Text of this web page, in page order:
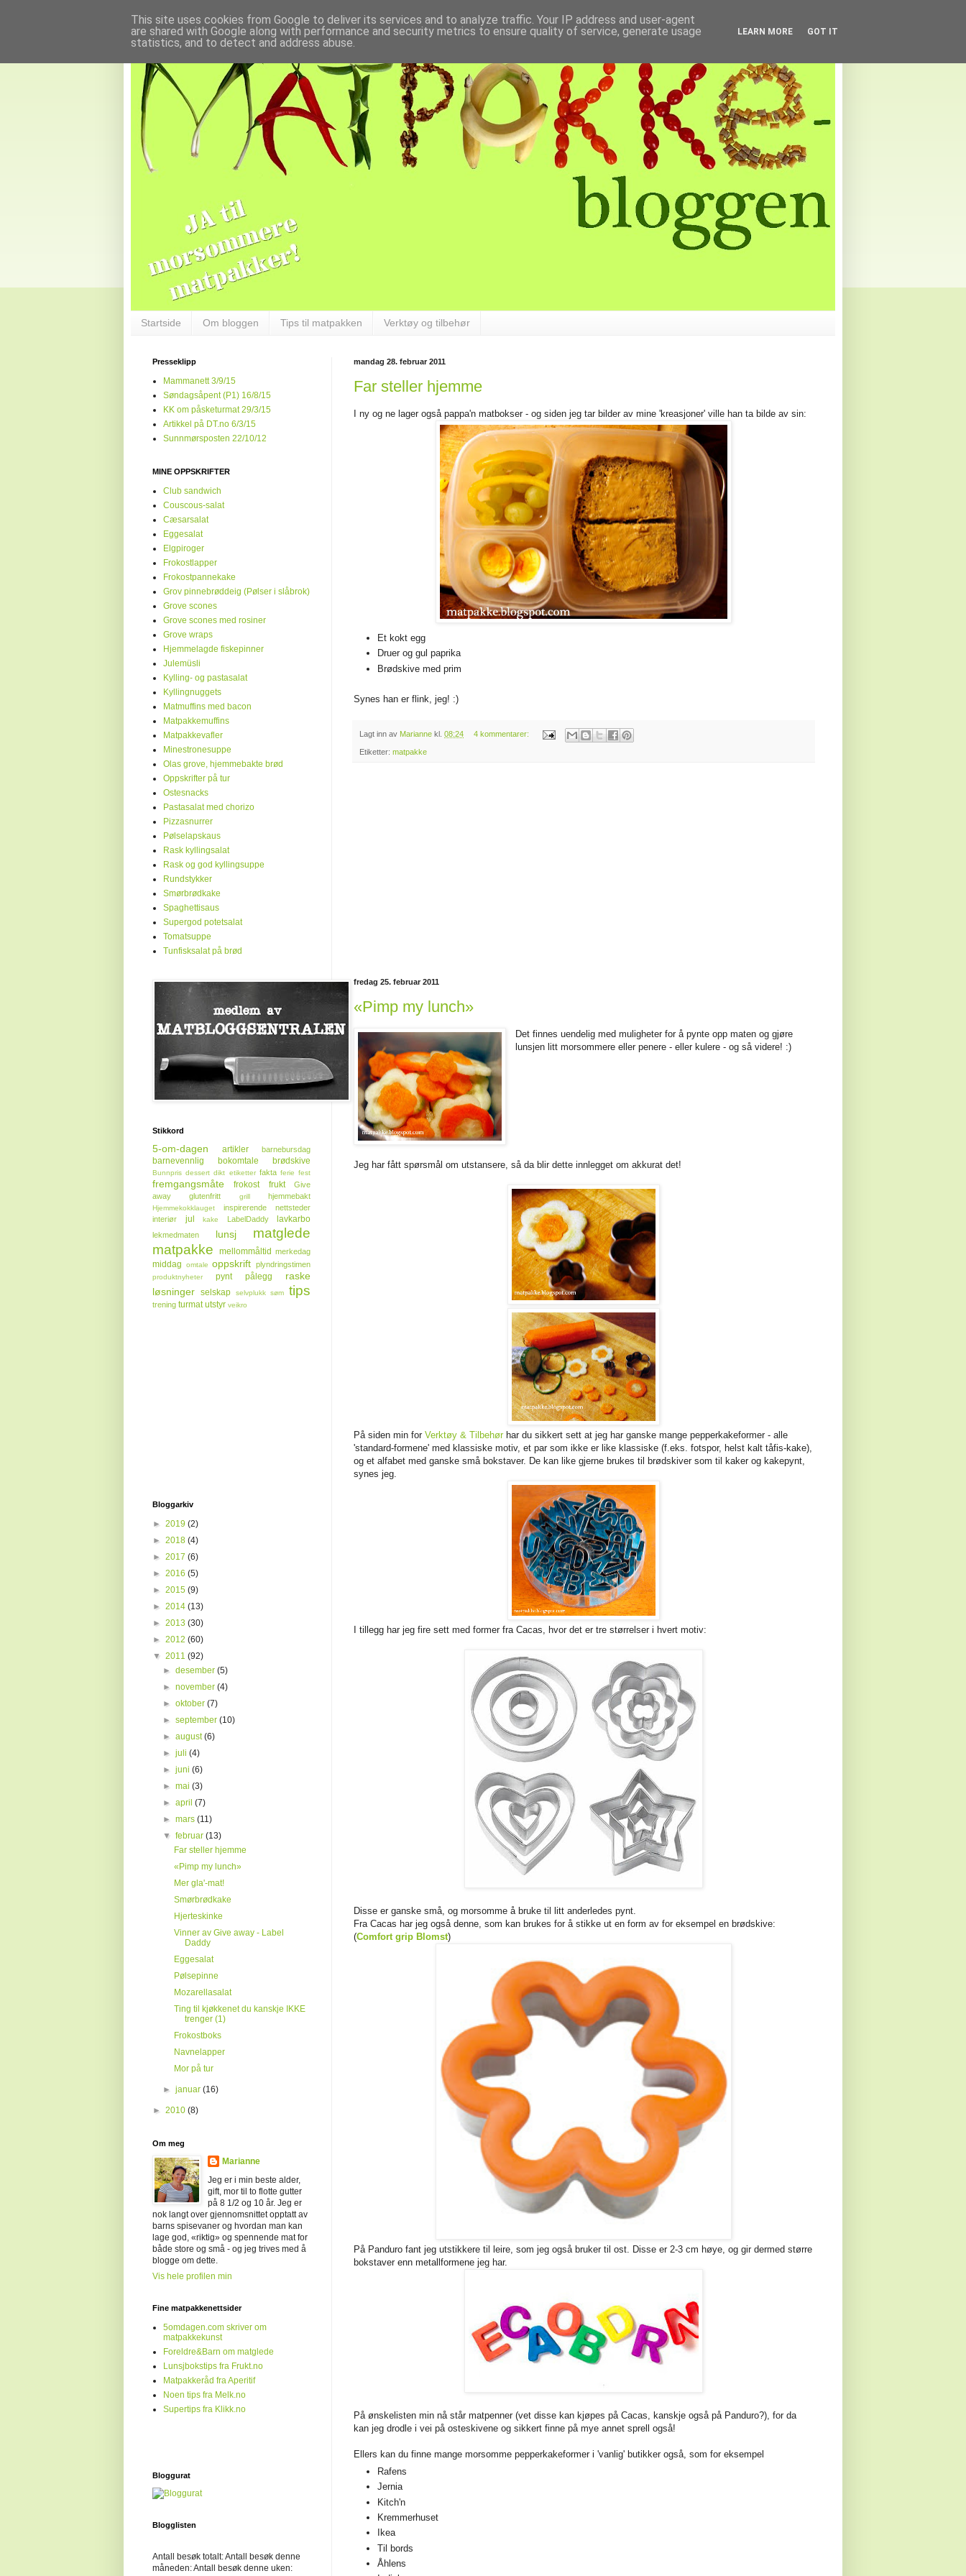
Startside Om bloggen Tips til matpakken Verktøy og tilbehør
mandag 28. februar 2011
Far steller hjemme
I ny og ne lager også pappa'n matbokser - og siden jeg tar bilder av mine 'kreasjoner' ville han ta bilde av sin:
Et kokt egg
Druer og gul paprika
Brødskive med prim
Synes han er flink, jeg! :)
Lagt inn av Marianne kl. 08:24 4 kommentarer:
Etiketter: matpakke
fredag 25. februar 2011
«Pimp my lunch»
Det finnes uendelig med muligheter for å pynte opp maten og gjøre
lunsjen litt morsommere eller penere - eller kulere - og så videre! :)
Jeg har fått spørsmål om utstansere, så da blir dette innlegget om akkurat det!
På siden min for Verktøy & Tilbehør har du sikkert sett at jeg har ganske mange pepperkakeformer - alle
'standard-formene' med klassiske motiv, et par som ikke er like klassiske (f.eks. fotspor, helst kalt tåfis-kake),
og et alfabet med ganske små bokstaver. De kan like gjerne brukes til brødskiver som til kaker og kakepynt,
synes jeg.
I tillegg har jeg fire sett med former fra Cacas, hvor det er tre størrelser i hvert motiv:
Disse er ganske små, og morsomme å bruke til litt anderledes pynt.
Fra Cacas har jeg også denne, som kan brukes for å stikke ut en form av for eksempel en brødskive:
(Comfort grip Blomst)
På Panduro fant jeg utstikkere til leire, som jeg også bruker til ost. Disse er 2-3 cm høye, og gir dermed større
bokstaver enn metallformene jeg har.
På ønskelisten min nå står matpenner (vet disse kan kjøpes på Cacas, kanskje også på Panduro?), for da
kan jeg drodle i vei på osteskivene og sikkert finne på mye annet sprell også!
Ellers kan du finne mange morsomme pepperkakeformer i 'vanlig' butikker også, som for eksempel
Rafens
Jernia
Kitch'n
Kremmerhuset
Ikea
Til bords
Åhlens
Presseklipp
Mammanett 3/9/15
Søndagsåpent (P1) 16/8/15
KK om påsketurmat 29/3/15
Artikkel på DT.no 6/3/15
Sunnmørsposten 22/10/12
MINE OPPSKRIFTER
Club sandwich
Couscous-salat
Cæsarsalat
Eggesalat
Elgpiroger
Frokostlapper
Frokostpannekake
Grov pinnebrøddeig (Pølser i slåbrok)
Grove scones
Grove scones med rosiner
Grove wraps
Hjemmelagde fiskepinner
Julemüsli
Kylling- og pastasalat
Kyllingnuggets
Matmuffins med bacon
Matpakkemuffins
Matpakkevafler
Minestronesuppe
Olas grove, hjemmebakte brød
Oppskrifter på tur
Ostesnacks
Pastasalat med chorizo
Pizzasnurrer
Pølselapskaus
Rask kyllingsalat
Rask og god kyllingsuppe
Rundstykker
Smørbrødkake
Spaghettisaus
Supergod potetsalat
Tomatsuppe
Tunfisksalat på brød
Stikkord
5-om-dagen artikler barnebursdag
barnevennlig bokomtale brødskive
Bunnpris dessert dikt etiketter fakta ferie fest
fremgangsmåte frokost frukt
Give
away
glutenfritt grill hjemmebakt
Hjemmekokklauget
inspirerende nettsteder
interiør
jul kake LabelDaddy lavkarbo
lekmedmaten lunsj
matglede
matpakke
mellommåltid merkedag
middag omtale oppskrift plyndringstimen
produktnyheter pynt pålegg
raske
løsninger selskap selvplukk søm tips
trening turmat utstyr veikro
Bloggarkiv
► 2019 (2)
► 2018 (4)
► 2017 (6)
► 2016 (5)
► 2015 (9)
► 2014 (13)
► 2013 (30)
► 2012 (60)
▼ 2011 (92)
►desember(5)
►november(4)
►oktober(7)
►september(10)
►august(6)
►juli(4)
►juni(6)
►mai(3)
►april(7)
►mars(11)
▼februar(13)
Far steller hjemme
«Pimp my lunch»
Mer gla'-mat!
Smørbrødkake
Hjerteskinke
Vinner av Give away - Label
Daddy
Eggesalat
Pølsepinne
Mozarellasalat
Ting til kjøkkenet du kanskje IKKE
trenger (1)
Frokostboks
Navnelapper
Mor på tur
►januar(16)
► 2010 (8)
Om meg
Marianne
Jeg er i min beste alder,
gift, mor til to flotte gutter
på 8 1/2 og 10 år. Jeg er
nok langt over gjennomsnittet opptatt av
barns spisevaner og hvordan man kan
lage god, «riktig» og spennende mat for
både store og små - og jeg trives med å
blogge om dette.
Vis hele profilen min
Fine matpakkenettsider
5omdagen.com skriver om
matpakkekunst
Foreldre&Barn om matglede
Lunsjbokstips fra Frukt.no
Matpakkeråd fra Aperitif
Noen tips fra Melk.no
Supertips fra Klikk.no
Bloggurat
Blogglisten
Antall besøk totalt:Antall besøk denne
måneden:Antall besøk denne uken:
This site uses cookies from Google to deliver its services and to analyze traffic. Your IP address and user-agent
are shared with Google along with performance and security metrics to ensure quality of service, generate usage
statistics, and to detect and address abuse.
LEARN MORE GOT IT